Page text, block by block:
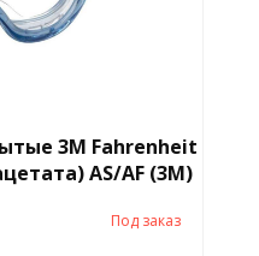
3M Fahrenheit
AS/AF (3M)
Под заказ